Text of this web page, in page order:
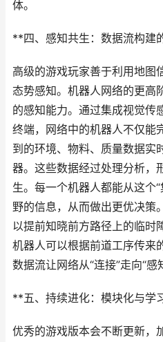
体。
**四、感知共生：数据流构建
高级的游戏玩家善于利用地图
态势感知。机器人网络的更高
的感知能力。通过集成视觉传
终端，网络中的机器人不仅能
到的环境、物料、质量数据实
器。这些数据经过处理分析，
生。每一个机器人都能从这个
野的信息，从而做出更优决策
以提前知晓前方路径上的临时
机器人可以根据前道工序传来
数据流让网络从“连接”走向“感
**五、持续进化：模块化与学
优秀的游戏版本会不断更新，